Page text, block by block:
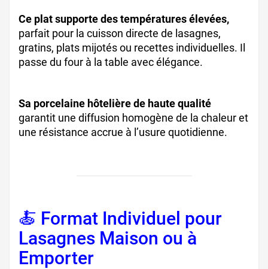
Ce plat supporte des températures élevées,
parfait pour la cuisson directe de lasagnes,
gratins, plats mijotés ou recettes individuelles. Il
passe du four à la table avec élégance.
Sa porcelaine hôtelière de haute qualité
garantit une diffusion homogène de la chaleur et
une résistance accrue à l’usure quotidienne.
🍝 Format Individuel pour
Lasagnes Maison ou à
Emporter